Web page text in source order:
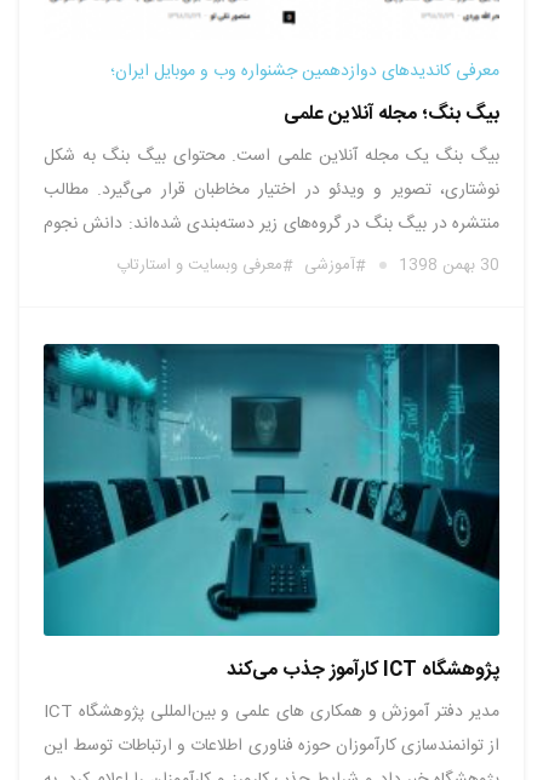
معرفی کاندیدهای دوازدهمین جشنواره وب و موبایل ایران؛
بیگ بنگ؛ مجله آنلاین علمی
بیگ بنگ یک مجله آنلاین علمی است. محتوای بیگ بنگ به شکل
نوشتاری، تصویر و ویدئو در اختیار مخاطبان قرار می‌گیرد. مطالب
منتشره در بیگ بنگ در گروه‌های زیر دسته‌بندی شده‌اند: دانش نجوم
فیزیک کتاب علمی سخن بزرگان مجله بیگ بنگ ویدئو همچنین
30 بهمن 1398 آموزشی معرفی وبسایت و استارتاپ
پژوهشگاه ICT کارآموز جذب می‌کند
مدیر دفتر آموزش و همکاری های علمی و بین‌المللی پژوهشگاه ICT
از توانمندسازی کارآموزان حوزه فناوری اطلاعات و ارتباطات توسط این